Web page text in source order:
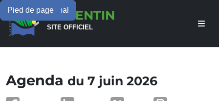
Menu principal
Contenu principal
Pied de pageLAMENTIN
SITE OFFICIEL
Agenda du 7 juin 2026